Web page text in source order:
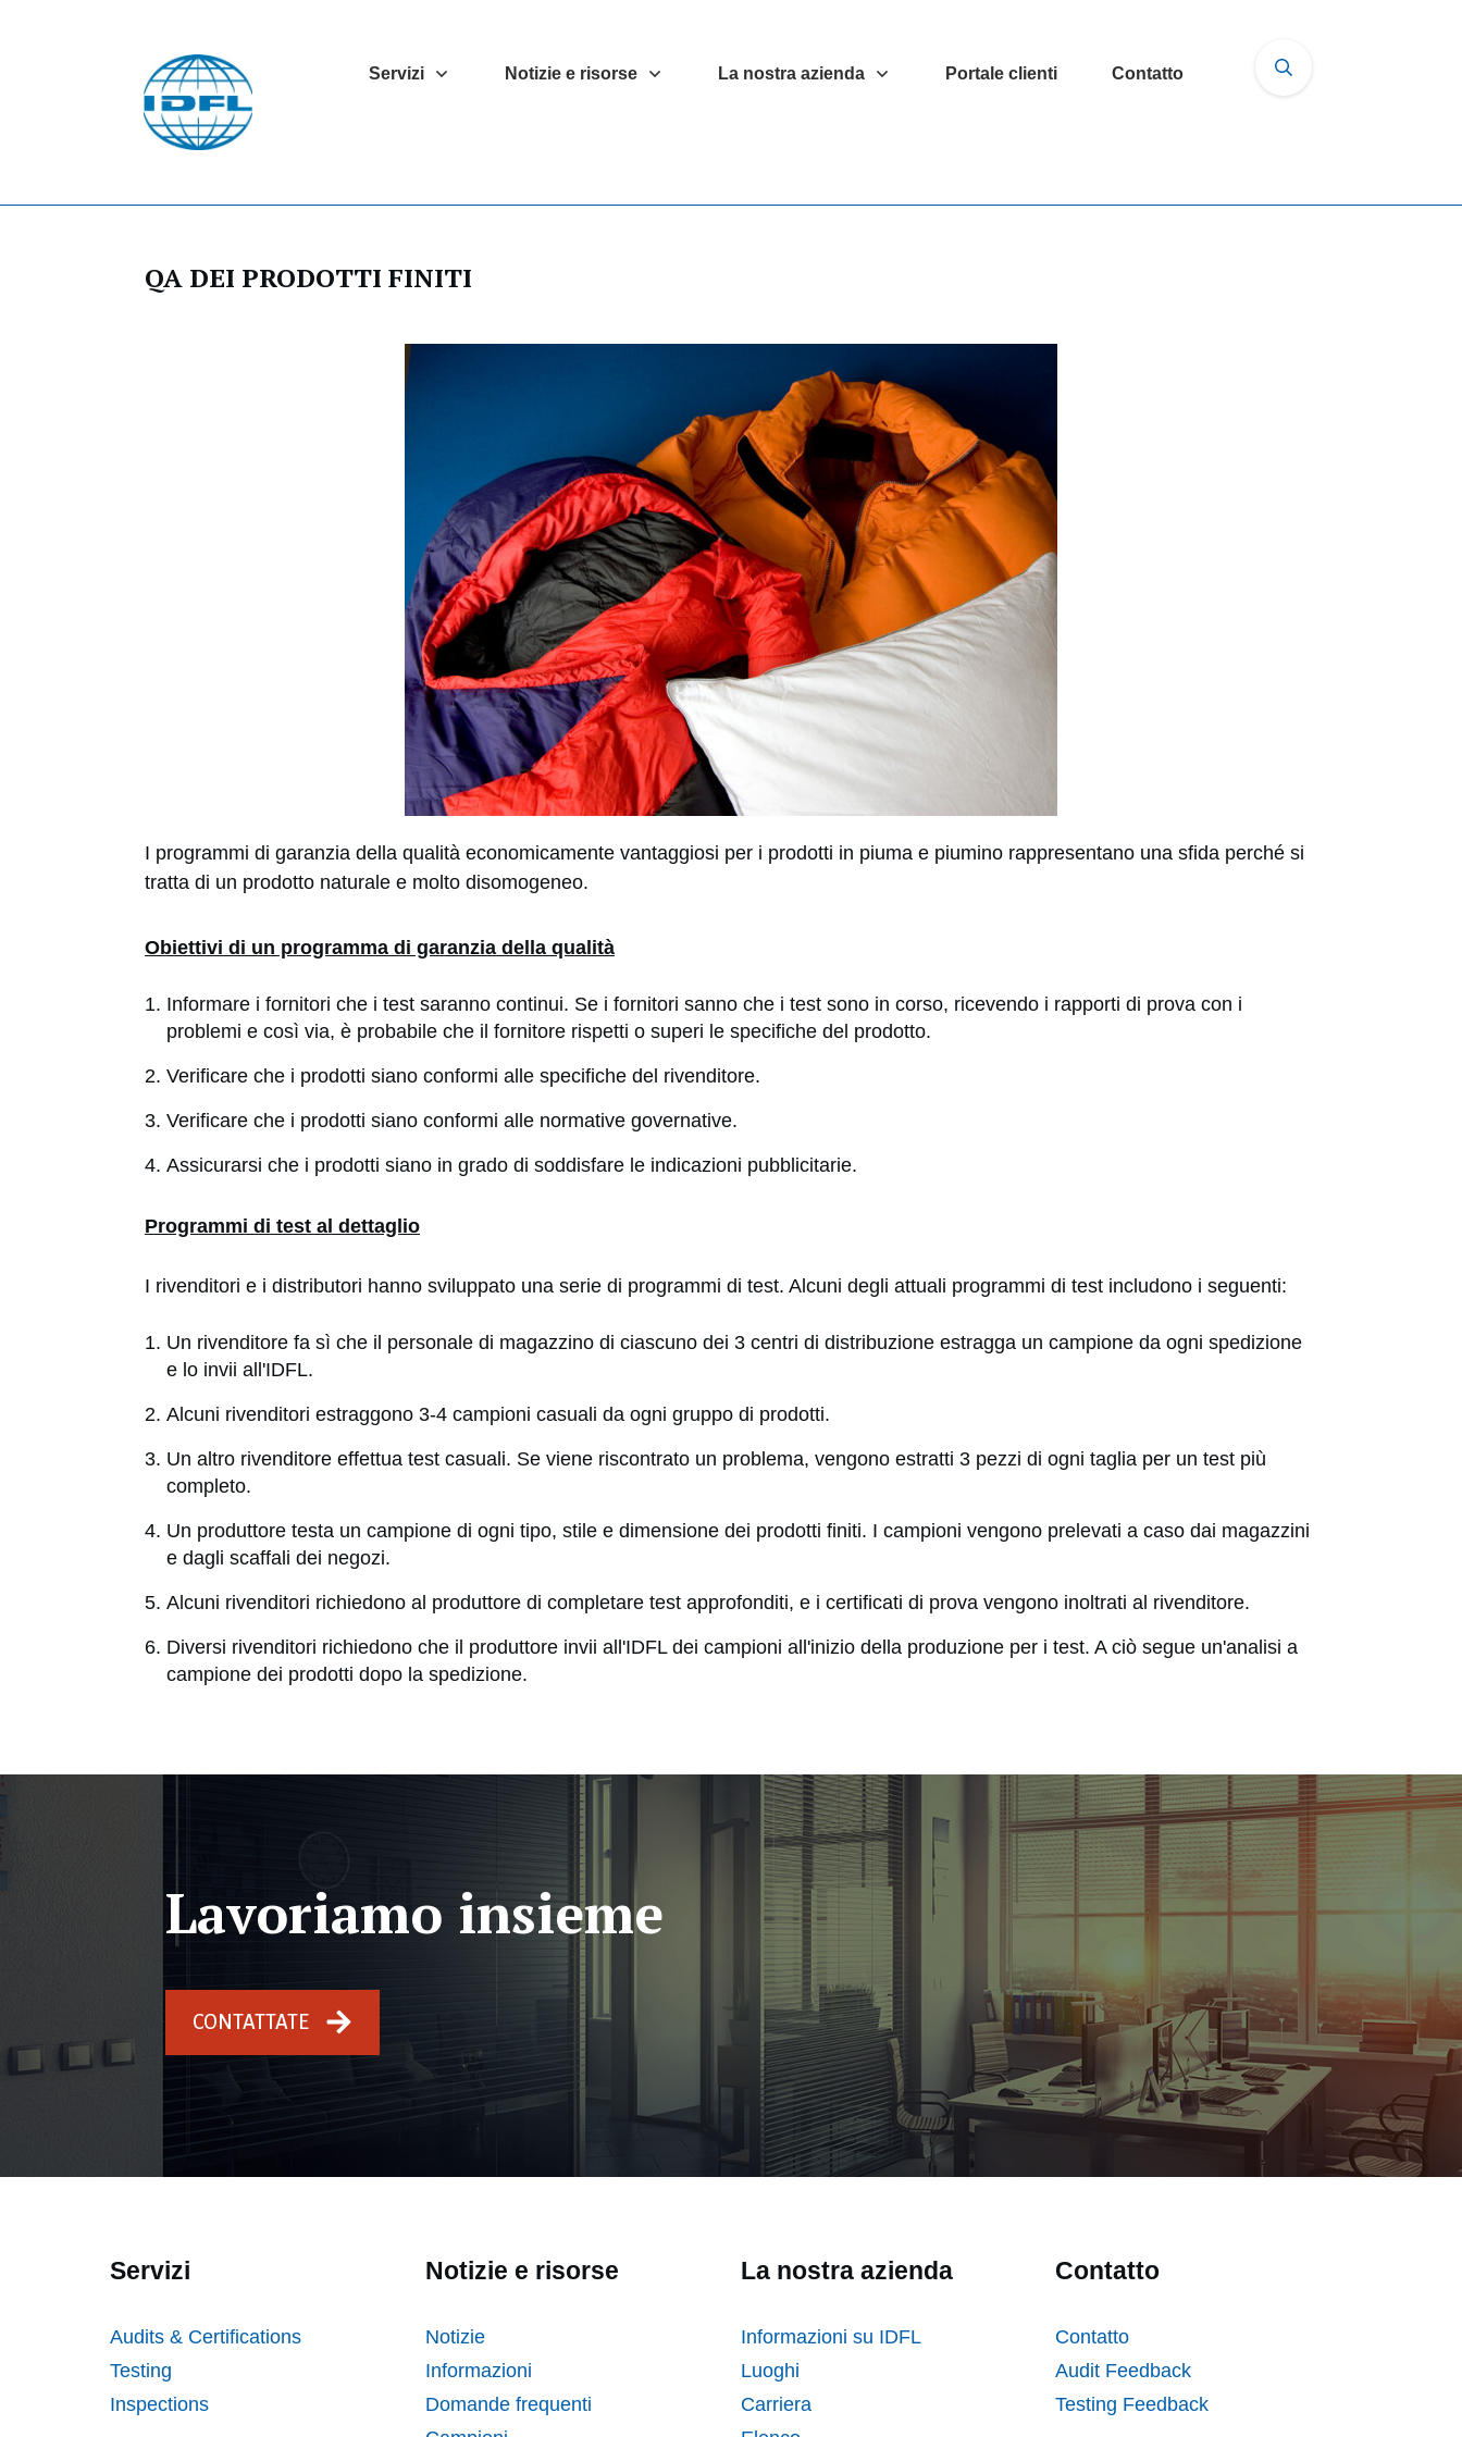
Servizi Notizie e risorse La nostra azienda Portale clienti Contatto
QA DEI PRODOTTI FINITI
I programmi di garanzia della qualità economicamente vantaggiosi per i prodotti in piuma e piumino rappresentano una sfida perché si
tratta di un prodotto naturale e molto disomogeneo.
Obiettivi di un programma di garanzia della qualità
Informare i fornitori che i test saranno continui. Se i fornitori sanno che i test sono in corso, ricevendo i rapporti di prova con i
problemi e così via, è probabile che il fornitore rispetti o superi le specifiche del prodotto.
Verificare che i prodotti siano conformi alle specifiche del rivenditore.
Verificare che i prodotti siano conformi alle normative governative.
Assicurarsi che i prodotti siano in grado di soddisfare le indicazioni pubblicitarie.
Programmi di test al dettaglio
I rivenditori e i distributori hanno sviluppato una serie di programmi di test. Alcuni degli attuali programmi di test includono i seguenti:
Un rivenditore fa sì che il personale di magazzino di ciascuno dei 3 centri di distribuzione estragga un campione da ogni spedizione
e lo invii all'IDFL.
Alcuni rivenditori estraggono 3-4 campioni casuali da ogni gruppo di prodotti.
Un altro rivenditore effettua test casuali. Se viene riscontrato un problema, vengono estratti 3 pezzi di ogni taglia per un test più
completo.
Un produttore testa un campione di ogni tipo, stile e dimensione dei prodotti finiti. I campioni vengono prelevati a caso dai magazzini
e dagli scaffali dei negozi.
Alcuni rivenditori richiedono al produttore di completare test approfonditi, e i certificati di prova vengono inoltrati al rivenditore.
Diversi rivenditori richiedono che il produttore invii all'IDFL dei campioni all'inizio della produzione per i test. A ciò segue un'analisi a
campione dei prodotti dopo la spedizione.
Lavoriamo insieme
CONTATTATE
Servizi
Audits & Certifications
Testing
Inspections
Notizie e risorse
Notizie
Informazioni
Domande frequenti
La nostra azienda
Informazioni su IDFL
Luoghi
Carriera
Contatto
Contatto
Audit Feedback
Testing Feedback